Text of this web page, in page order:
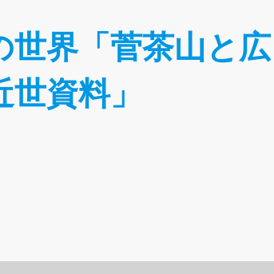
界「菅茶山と広
資料」